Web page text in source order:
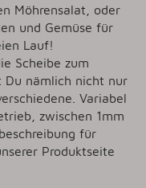
Möhrensalat, oder
und Gemüse für
Lauf!
Scheibe zum
Du nämlich nicht nur
Variabel
zwischen 1mm
für
Produktseite